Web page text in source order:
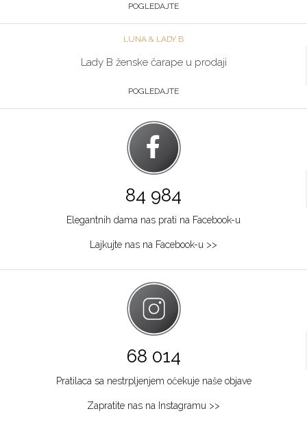
POGLEDAJTE
LUNA & LADY B
Lady B ženske čarape u prodaji
POGLEDAJTE
84 984
Elegantnih dama nas prati na Facebook-u
Lajkujte nas na Facebook-u >>
68 014
Pratilaca sa nestrpljenjem očekuje naše objave
Zapratite nas na Instagramu >>